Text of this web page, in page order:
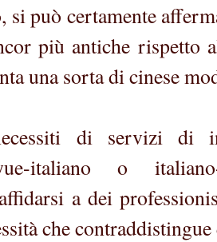
si può certamente
più antiche rispetto
una sorta di cinese
di servizi di
italiano o
a dei
che